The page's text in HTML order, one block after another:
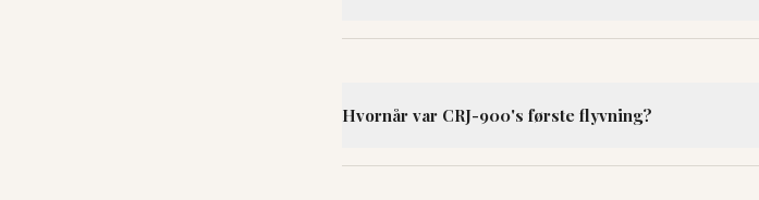
Hvornår var CRJ-900's første flyvning?